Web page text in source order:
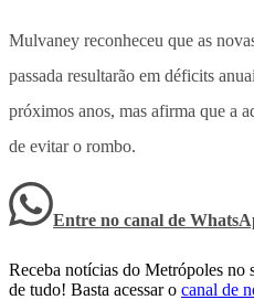
Mulvaney reconheceu que as
passada resultarão em déficits
próximos anos, mas afirma que a
de evitar o rombo.
Entre no canal de
Receba notícias do Metrópoles no
de tudo! Basta acessar o canal de